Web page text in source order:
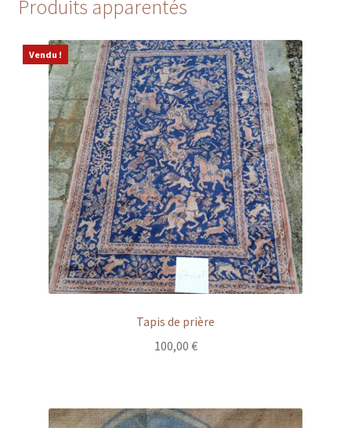
Produits apparentés
Vendu !
Tapis de prière
100,00 €